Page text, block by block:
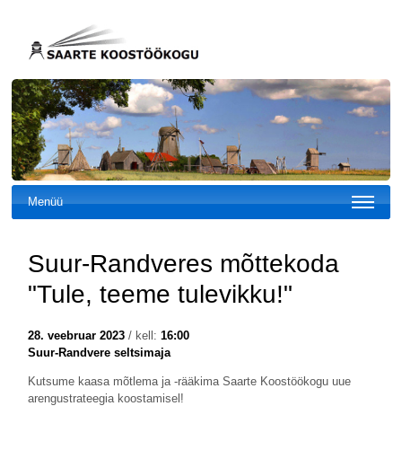
Menüü
Suur-Randveres mõttekoda
"Tule, teeme tulevikku!"
28. veebruar 2023/ kell: 16:00
Suur-Randvere seltsimaja
Kutsume kaasa mõtlema ja -rääkima Saarte Koostöökogu uue
arengustrateegia koostamisel!